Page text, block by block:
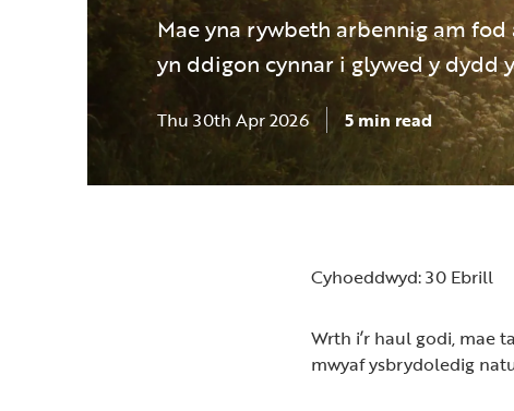
Mae yna rywbeth arbennig am fod
yn ddigon cynnar i glywed y dydd
Thu 30th Apr 2026
5 min read
Cyhoeddwyd: 30 Ebrill
Wrth i’r haul godi, mae
mwyaf ysbrydoledig